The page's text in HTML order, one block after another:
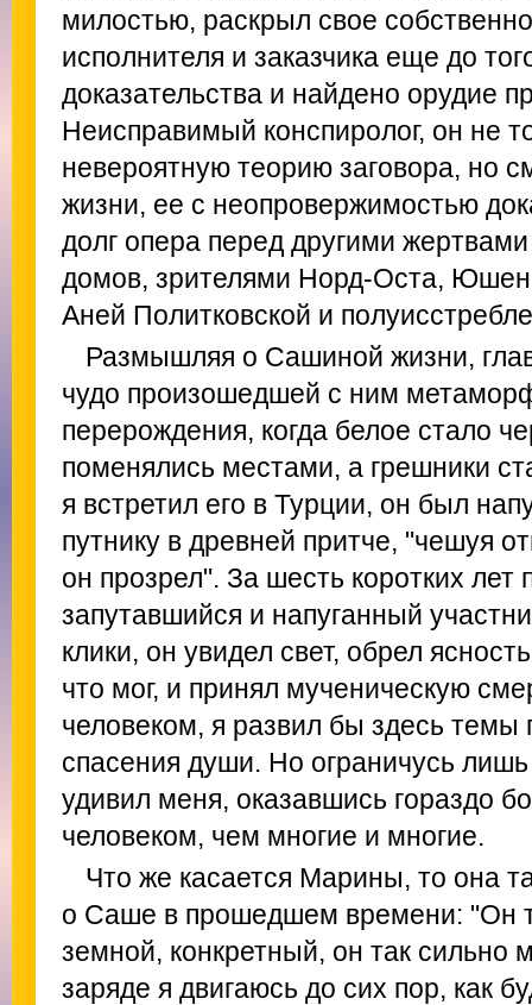
милостью, раскрыл свое
исполнителя и заказчика еще до
доказательства и найдено орудие
Неисправимый конспиролог, он не
невероятную теорию заговора, но
жизни, ее с неопровержимостью
долг опера перед другими
домов, зрителями Норд-Оста,
Аней Политковской и
Размышляя о Сашиной жизни,
чудо произошедшей с ним
перерождения, когда белое стало
поменялись местами, а грешники
я встретил его в Турции, он был
путнику в древней притче, "чешуя
он прозрел". За шесть коротких лет
запутавшийся и напуганный
клики, он увидел свет, обрел
что мог, и принял мученическую
человеком, я развил бы здесь темы
спасения души. Но ограничусь
удивил меня, оказавшись гораздо
человеком, чем многие и многие.
Что же касается Марины, то она
о Саше в прошедшем времени: "Он
земной, конкретный, он так сильно
заряде я двигаюсь до сих пор, как